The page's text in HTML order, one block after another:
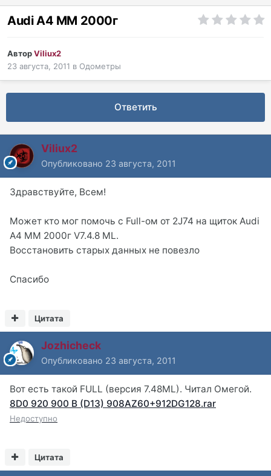
Audi A4 MM 2000г
АвторViliux2
23 августа, 2011 в Одометры
Ответить
Viliux2
Опубликовано 23 августа, 2011
Здравствуйте, Всем!
Может кто мог помочь с Full-ом от 2J74 на щиток Audi
A4 MM 2000г V7.4.8 ML.
Восстановить старых данных не повезло
Спасибо
Цитата
Jozhicheck
Опубликовано 23 августа, 2011
Вот есть такой FULL (версия 7.48ML). Читал Омегой.
8D0 920 900 B (D13) 908AZ60+912DG128.rar
Недоступно
Цитата